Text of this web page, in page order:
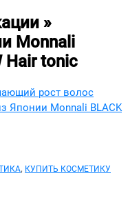
»
Monnali
Hair tonic
рост волос
Японии Monnali BLACK
, КУПИТЬ КОСМЕТИКУ